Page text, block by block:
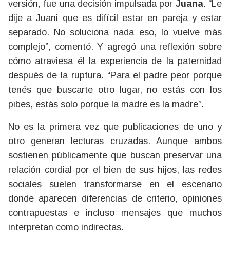
versión, fue una decisión impulsada por Juana. “Le
dije a Juani que es difícil estar en pareja y estar
separado. No soluciona nada eso, lo vuelve más
complejo”, comentó. Y agregó una reflexión sobre
cómo atraviesa él la experiencia de la paternidad
después de la ruptura. “Para el padre peor porque
tenés que buscarte otro lugar, no estás con los
pibes, estás solo porque la madre es la madre”.
No es la primera vez que publicaciones de uno y
otro generan lecturas cruzadas. Aunque ambos
sostienen públicamente que buscan preservar una
relación cordial por el bien de sus hijos, las redes
sociales suelen transformarse en el escenario
donde aparecen diferencias de criterio, opiniones
contrapuestas e incluso mensajes que muchos
interpretan como indirectas.